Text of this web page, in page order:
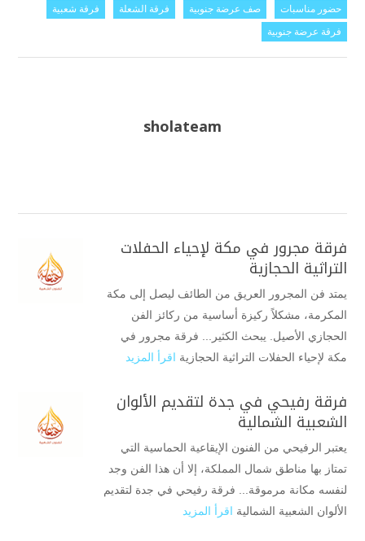
حضور مناسبات
صف عرضة جنوبية فرقة الشعلة
فرقة شعبية
فرقة عرضة جنوبية
sholateam
فرقة مجرور في مكة لإحياء الحفلات
التراثية الحجازية
يمتد فن المجرور العريق من الطائف ليصل إلى مكة
المكرمة، مشكلاً ركيزة أساسية من ركائز الفن
الحجازي الأصيل. يبحث الكثير... فرقة مجرور في
مكة لإحياء الحفلات التراثية الحجازية اقرأ المزيد
فرقة رفيحي في جدة لتقديم الألوان
الشعبية الشمالية
يعتبر الرفيحي من الفنون الإيقاعية الحماسية التي
تمتاز بها مناطق شمال المملكة، إلا أن هذا الفن وجد
لنفسه مكانة مرموقة... فرقة رفيحي في جدة لتقديم
الألوان الشعبية الشمالية اقرأ المزيد